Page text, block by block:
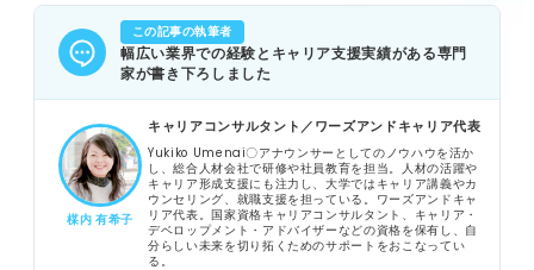
この記事の執筆者
幅広い業界での経験とキャリア支援実績がある専門
家が書き下ろしました
楳内 有希子
キャリアコンサルタント／ワーズアンドキャリア代表
Yukiko Umenai〇アナウンサーとしてのノウハウを活か
し、総合人材会社で研修や社員教育を担当。人材の活躍や
キャリア形成支援にも注力し、大学ではキャリア講義やカ
ウンセリング、就職支援を担っている。ワーズアンドキャ
リア代表。国家資格キャリアコンサルタント、キャリア・
デベロップメント・アドバイザーなどの資格を保有し、自
分らしい未来を切り拓くためのサポートをおこなってい
る。